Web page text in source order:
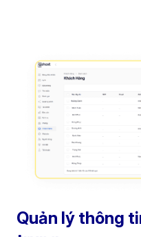
Quản lý thông